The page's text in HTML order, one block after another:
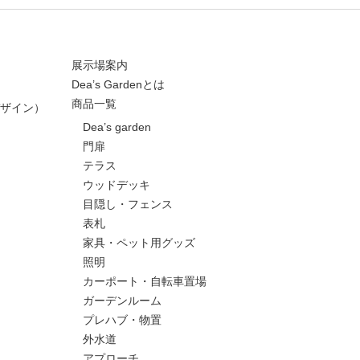
イン）
展示場案内
Dea’s Gardenとは
商品一覧
Dea’s garden
門扉
テラス
ウッドデッキ
目隠し・フェンス
表札
家具・ペット用グッズ
照明
カーポート・自転車置場
ガーデンルーム
プレハブ・物置
外水道